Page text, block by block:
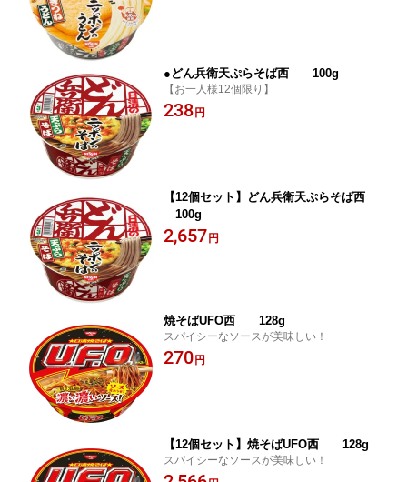
●どん兵衛天ぷらそば西 100g
【お一人様12個限り】
238 円
【12個セット】どん兵衛天ぷらそば西
100g
2,657 円
焼そばUFO西 128g
スパイシーなソースが美味しい！
270 円
【12個セット】焼そばUFO西 128g
スパイシーなソースが美味しい！